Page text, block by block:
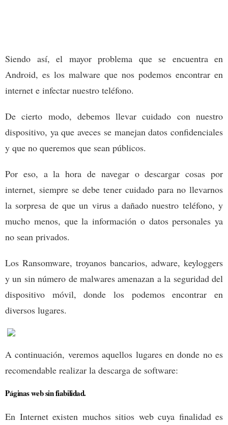
Siendo así, el mayor problema que se encuentra en
Android, es los malware que nos podemos encontrar en
internet e infectar nuestro teléfono.
De cierto modo, debemos llevar cuidado con nuestro
dispositivo, ya que aveces se manejan datos confidenciales
y que no queremos que sean públicos.
Por eso, a la hora de navegar o descargar cosas por
internet, siempre se debe tener cuidado para no llevarnos
la sorpresa de que un virus a dañado nuestro teléfono, y
mucho menos, que la información o datos personales ya
no sean privados.
Los Ransomware, troyanos bancarios, adware, keyloggers
y un sin número de malwares amenazan a la seguridad del
dispositivo móvil, donde los podemos encontrar en
diversos lugares.
A continuación, veremos aquellos lugares en donde no es
recomendable realizar la descarga de software:
Páginas web sin fiabilidad.
En Internet existen muchos sitios web cuya finalidad es